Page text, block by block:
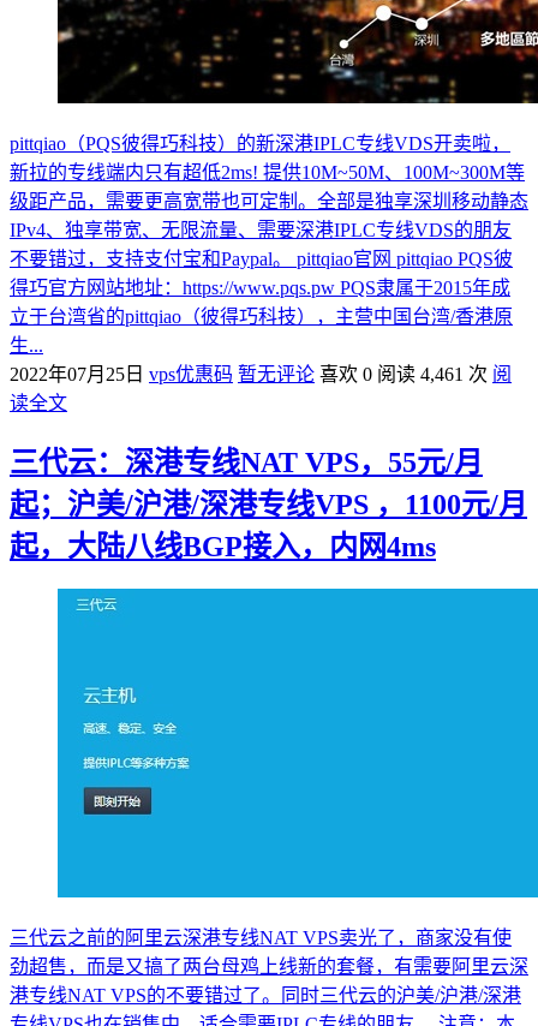
pittqiao（PQS彼得巧科技）的新深港IPLC专线VDS开卖啦，
新拉的专线端内只有超低2ms! 提供10M~50M、100M~300M等
级距产品，需要更高宽带也可定制。全部是独享深圳移动静态
IPv4、独享带宽、无限流量、需要深港IPLC专线VDS的朋友
不要错过，支持支付宝和Paypal。 pittqiao官网 pittqiao PQS彼
得巧官方网站地址：https://www.pqs.pw PQS隶属于2015年成
立于台湾省的pittqiao（彼得巧科技），主营中国台湾/香港原
生...
2022年07月25日 vps优惠码 暂无评论 喜欢 0 阅读 4,461 次 阅
读全文
三代云：深港专线NAT VPS，55元/月
起；沪美/沪港/深港专线VPS ，1100元/月
起，大陆八线BGP接入，内网4ms
三代云之前的阿里云深港专线NAT VPS卖光了，商家没有使
劲超售，而是又搞了两台母鸡上线新的套餐，有需要阿里云深
港专线NAT VPS的不要错过了。同时三代云的沪美/沪港/深港